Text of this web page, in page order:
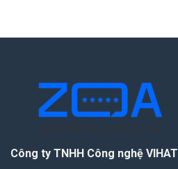
Công ty TNHH Công nghệ VIHAT